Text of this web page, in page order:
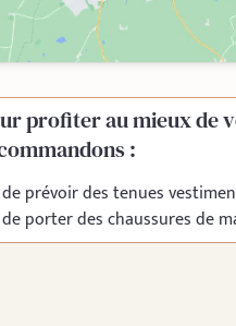
profiter au mieux de
:
de prévoir des tenues
de porter des chaussures de